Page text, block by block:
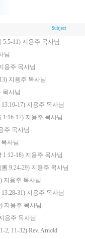
Subject
5:5-11) 지용주 목사님
님
용주 목사님
지용주 목사님
목사님
17) 지용주 목사님
17) 지용주 목사님
주 목사님
사님
18) 지용주 목사님
9:24-29) 지용주 목사님
지용주 목사님
31) 지용주 목사님
지용주 목사님
용주 목사님
2, 11-32) Rev. Arnold